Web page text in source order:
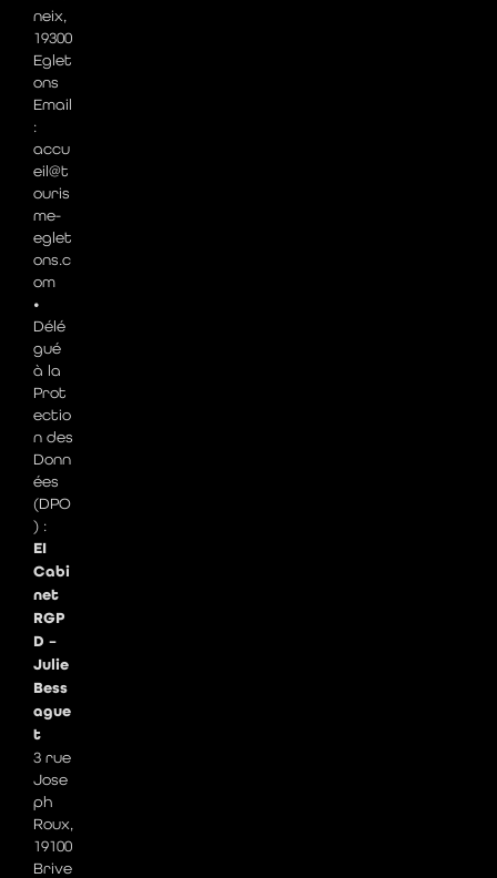
neix,
19300
Eglet
ons
Email
:
accu
eil@t
ouris
me-
eglet
ons.c
om
•
Délé
gué
à la
Prot
ectio
n des
Donn
ées
(DPO
) :
EI
Cabi
net
RGP
D –
Julie
Bess
ague
t
3 rue
Jose
ph
Roux,
19100
Brive